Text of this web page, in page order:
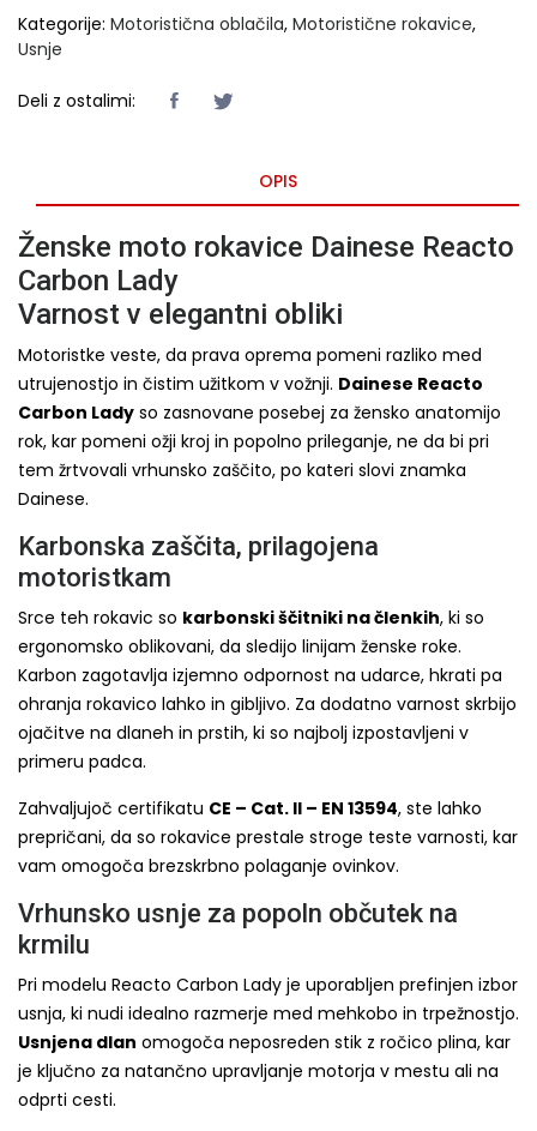
Kategorije: Motoristična oblačila, Motoristične rokavice,
Usnje
Deli z ostalimi:
OPIS
Ženske moto rokavice Dainese Reacto
Carbon Lady
Varnost v elegantni obliki
Motoristke veste, da prava oprema pomeni razliko med
utrujenostjo in čistim užitkom v vožnji. Dainese Reacto
Carbon Lady so zasnovane posebej za žensko anatomijo
rok, kar pomeni ožji kroj in popolno prileganje, ne da bi pri
tem žrtvovali vrhunsko zaščito, po kateri slovi znamka
Dainese.
Karbonska zaščita, prilagojena
motoristkam
Srce teh rokavic so karbonski ščitniki na členkih, ki so
ergonomsko oblikovani, da sledijo linijam ženske roke.
Karbon zagotavlja izjemno odpornost na udarce, hkrati pa
ohranja rokavico lahko in gibljivo. Za dodatno varnost skrbijo
ojačitve na dlaneh in prstih, ki so najbolj izpostavljeni v
primeru padca.
Zahvaljujoč certifikatu CE – Cat. II – EN 13594, ste lahko
prepričani, da so rokavice prestale stroge teste varnosti, kar
vam omogoča brezskrbno polaganje ovinkov.
Vrhunsko usnje za popoln občutek na
krmilu
Pri modelu Reacto Carbon Lady je uporabljen prefinjen izbor
usnja, ki nudi idealno razmerje med mehkobo in trpežnostjo.
Usnjena dlan omogoča neposreden stik z ročico plina, kar
je ključno za natančno upravljanje motorja v mestu ali na
odprti cesti.